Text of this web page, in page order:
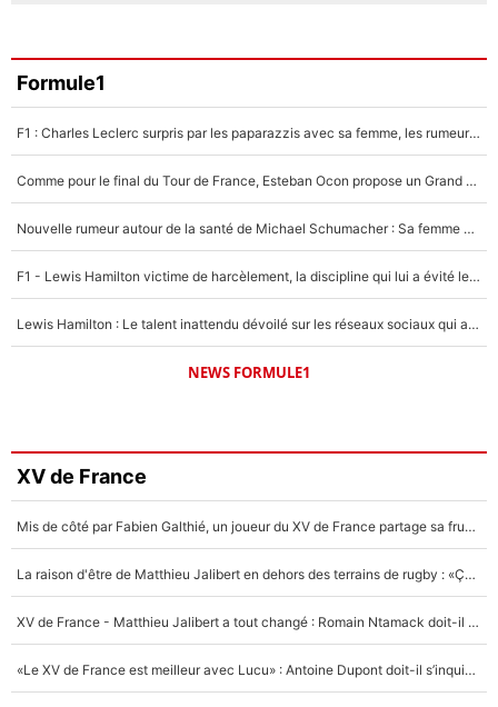
Formule1
F1 : Charles Leclerc surpris par les paparazzis avec sa femme, les rumeurs étaient vraies !
Comme pour le final du Tour de France, Esteban Ocon propose un Grand Prix de Formule 1 à Paris : «Autour de l’Arc de Triomphe, ce serait génial» !
Nouvelle rumeur autour de la santé de Michael Schumacher : Sa femme Corinna sort du silence
F1 - Lewis Hamilton victime de harcèlement, la discipline qui lui a évité le pire : «J'aurais probablement mal tourné»
Lewis Hamilton : Le talent inattendu dévoilé sur les réseaux sociaux qui a impressionné Kim Kardashian pendant leurs vacances en amoureux !
NEWS FORMULE1
XV de France
Mis de côté par Fabien Galthié, un joueur du XV de France partage sa frustration : «ils ne me l’ont pas dit tout de suite»
La raison d'être de Matthieu Jalibert en dehors des terrains de rugby : «Ça m'atteint autant que si tu touches à un membre de ma famille»
XV de France - Matthieu Jalibert a tout changé : Romain Ntamack doit-il s’inquiéter pour sa place à un an de la Coupe du monde ?
«Le XV de France est meilleur avec Lucu» : Antoine Dupont doit-il s’inquiéter pour sa place ?